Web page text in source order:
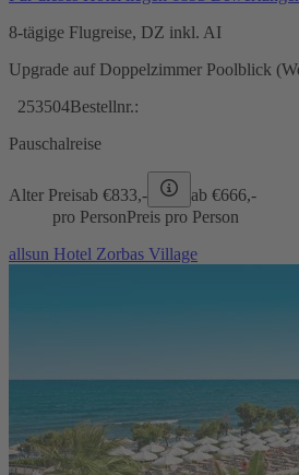
8-tägige Flugreise, DZ inkl. AI
Upgrade auf Doppelzimmer Poolblick
253504Bestellnr.:
Pauschalreise
Alter Preisab €833,- ab €666,-
pro PersonPreis pro Person
allsun Hotel Zorbas Village